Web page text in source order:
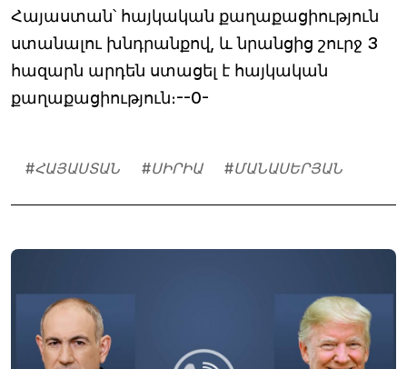
Հայաստան՝ հայկական քաղաքացիություն
ստանալու խնդրանքով, և նրանցից շուրջ 3
հազարն արդեն ստացել է հայկական
քաղաքացիություն։--0-
#ՀԱՅԱՍՏԱՆ #ՍԻՐԻԱ #ՄԱՆԱՍԵՐՅԱՆ